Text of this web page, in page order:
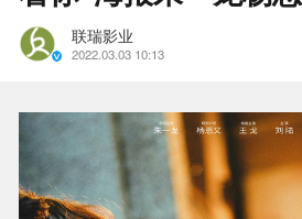
联瑞影业
2022.03.03 10:13